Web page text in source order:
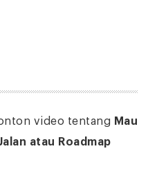
video tentang Mau
atau Roadmap